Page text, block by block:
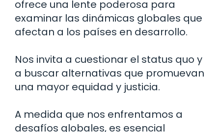
ofrece una lente poderosa para
examinar las dinámicas globales que
afectan a los países en desarrollo.
Nos invita a cuestionar el status quo y
a buscar alternativas que promuevan
una mayor equidad y justicia.
A medida que nos enfrentamos a
desafíos globales, es esencial